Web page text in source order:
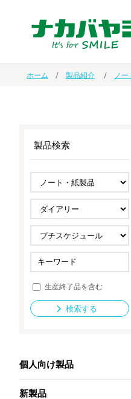
スマートフォ
タブレット関
防災・
セキュリティ
法人向け製品
オーダー手帳・ノ
ドキュメントスキ
導入事例
IR情報
サステナビリティ
ホーム 製品紹介 ノ
製品検索
生産終了品を含む
検索する
個人向け製品
新製品